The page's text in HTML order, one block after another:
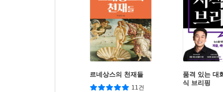
르네상스의 천재들
11건
품격 있는 대
식 브리핑